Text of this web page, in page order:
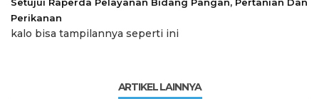
Perikanan
kalo bisa tampilannya seperti ini
ARTIKEL LAINNYA